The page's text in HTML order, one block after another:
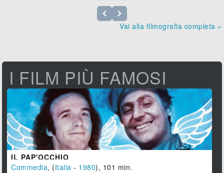
Vai alla filmografia completa »
I FILM PIÙ FAMOSI
IL PAP'OCCHIO
Commedia, (Italia - 1980), 101 min.